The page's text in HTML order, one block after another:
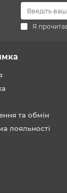
Я
та обмін
лояльності